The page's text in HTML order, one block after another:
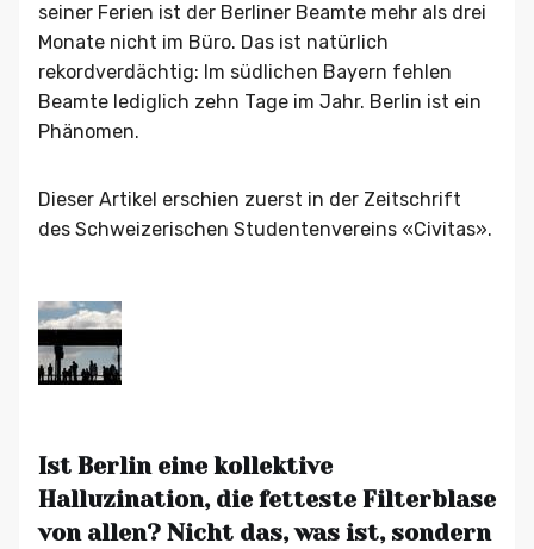
seiner Ferien ist der Berliner Beamte mehr als drei
Monate nicht im Büro. Das ist natürlich
rekordverdächtig: Im südlichen Bayern fehlen
Beamte lediglich zehn Tage im Jahr. Berlin ist ein
Phänomen.
Dieser Artikel erschien zuerst in der Zeitschrift
des Schweizerischen Studentenvereins «Civitas».
Ist Berlin eine kollektive
Halluzination, die fetteste Filterblase
von allen? Nicht das, was ist, sondern